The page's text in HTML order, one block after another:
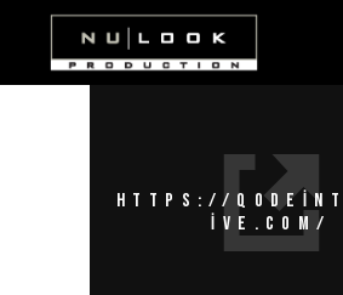
HTTPS://
IVE.COM/